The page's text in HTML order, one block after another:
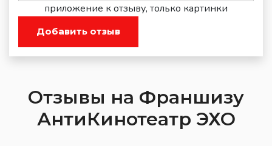
приложение к отзыву, только картинки
Добавить отзыв
Отзывы на Франшизу
АнтиКинотеатр ЭХО